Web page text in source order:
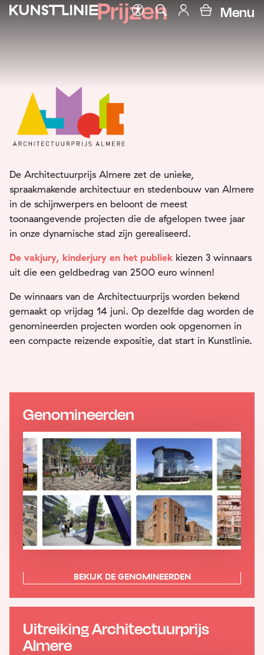
Menu
Prijzen
De Architectuurprijs Almere zet de unieke,
spraakmakende architectuur en stedenbouw van Almere
in de schijnwerpers en beloont de meest
toonaangevende projecten die de afgelopen twee jaar
in onze dynamische stad zijn gerealiseerd.
De vakjury, kinderjury en het publiek kiezen 3 winnaars
uit die een geldbedrag van 2500 euro winnen!
De winnaars van de Architectuurprijs worden bekend
gemaakt op vrijdag 14 juni. Op dezelfde dag worden de
genomineerden projecten worden ook opgenomen in
een compacte reizende expositie, dat start in Kunstlinie.
Genomineerden
BEKIJK DE GENOMINEERDEN
Uitreiking Architectuurprijs
Almere